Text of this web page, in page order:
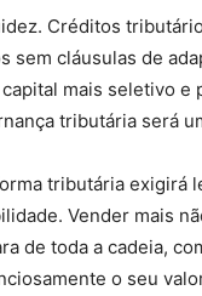
Créditos
sem cláusulas de
mais seletivo e
tributária será
tributária exigirá
Vender mais
de toda a cadeia,
o seu